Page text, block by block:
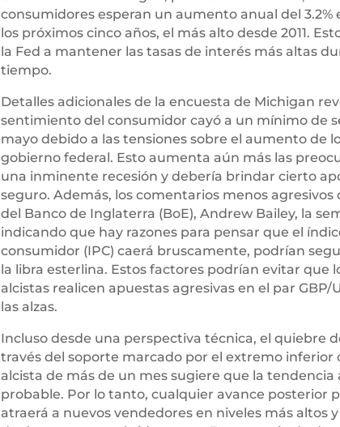
consumidores esperan un aumento anual del 3.2%
los próximos cinco años, el más alto desde 2011.
la Fed a mantener las tasas de interés más altas
tiempo.
Detalles adicionales de la encuesta de Michigan
sentimiento del consumidor cayó a un mínimo de
mayo debido a las tensiones sobre el aumento de
gobierno federal. Esto aumenta aún más las
una inminente recesión y debería brindar cierto
seguro. Además, los comentarios menos
del Banco de Inglaterra (BoE), Andrew Bailey, la
indicando que hay razones para pensar que el
consumidor (IPC) caerá bruscamente, podrían
la libra esterlina. Estos factores podrían evitar que
alcistas realicen apuestas agresivas en el par GBP/
las alzas.
Incluso desde una perspectiva técnica, el quiebre
través del soporte marcado por el extremo inferior
alcista de más de un mes sugiere que la tendencia
probable. Por lo tanto, cualquier avance posterior
atraerá a nuevos vendedores en niveles más altos